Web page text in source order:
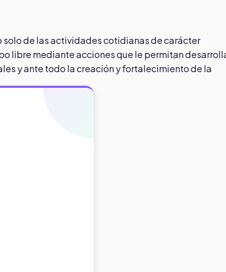
de las actividades cotidianas de carácter
libre mediante acciones que le permitan
y ante todo la creación y fortalecimiento de la